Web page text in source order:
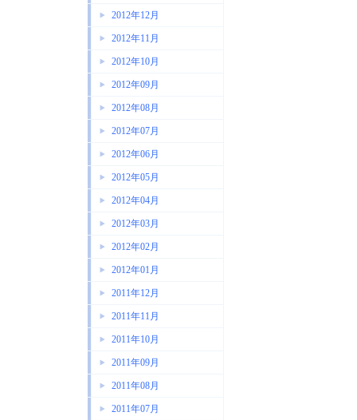
2012年12月
2012年11月
2012年10月
2012年09月
2012年08月
2012年07月
2012年06月
2012年05月
2012年04月
2012年03月
2012年02月
2012年01月
2011年12月
2011年11月
2011年10月
2011年09月
2011年08月
2011年07月